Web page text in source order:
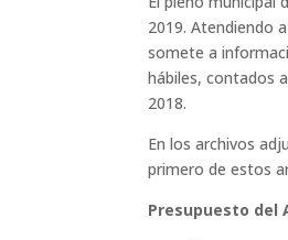
2019. Atendiendo
somete a
hábiles, contados
2018.
En los archivos
primero de estos
Presupuesto del